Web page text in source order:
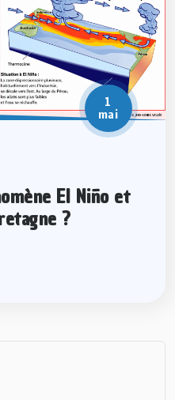
1
mai
El Niño et
?